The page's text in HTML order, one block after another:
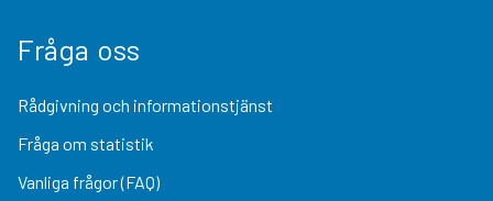
Fråga oss
Rådgivning och informationstjänst
Fråga om statistik
Vanliga frågor (FAQ)